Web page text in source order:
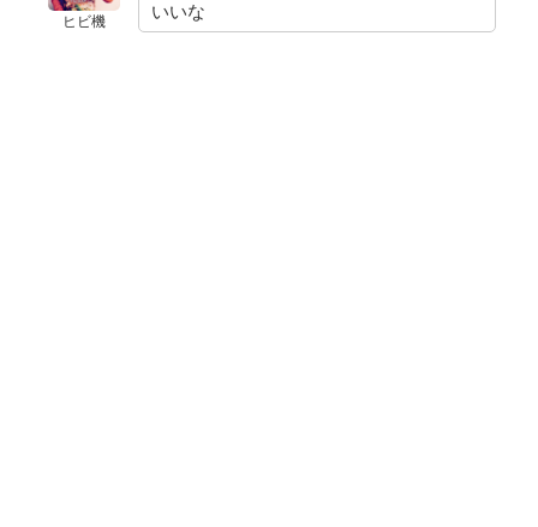
ヒビ機
いいな